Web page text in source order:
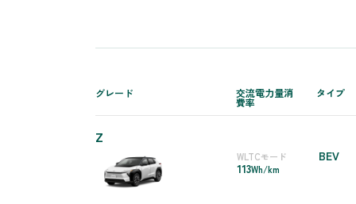
グレード 交流電力量消
費率
タイプ
Z
WLTCモード
113Wh/km
BEV